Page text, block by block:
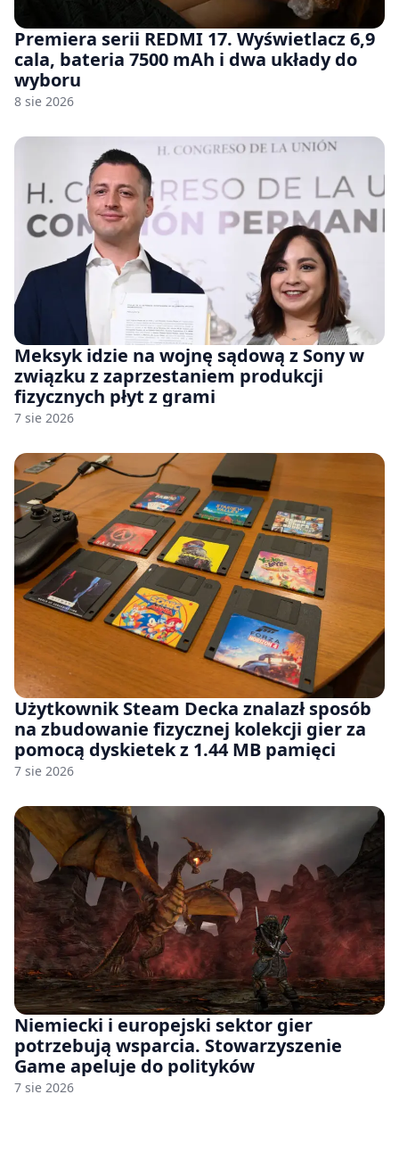
Premiera serii REDMI 17. Wyświetlacz 6,9
cala, bateria 7500 mAh i dwa układy do
wyboru
8 sie 2026
Meksyk idzie na wojnę sądową z Sony w
związku z zaprzestaniem produkcji
fizycznych płyt z grami
7 sie 2026
Użytkownik Steam Decka znalazł sposób
na zbudowanie fizycznej kolekcji gier za
pomocą dyskietek z 1.44 MB pamięci
7 sie 2026
Niemiecki i europejski sektor gier
potrzebują wsparcia. Stowarzyszenie
Game apeluje do polityków
7 sie 2026